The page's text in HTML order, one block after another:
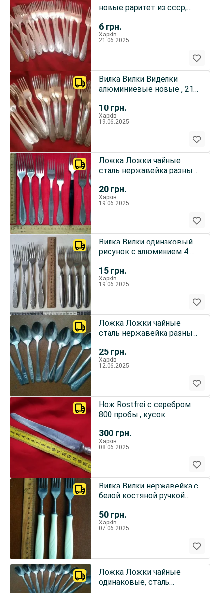
6 грн.
новые раритет из ссср,
Харків
21.06.2025
10 грн.
Вилка Вилки Виделки
алюминиевые новые , 21
Харків
19.06.2025
20 грн.
Ложка Ложки чайные
сталь нержавейка разный
Харків
19.06.2025
15 грн.
Вилка Вилки одинаковый
рисунок с алюминием 4 и
Харків
19.06.2025
25 грн.
Ложка Ложки чайные
сталь нержавейка разный
чист
Харків
12.06.2025
300 грн.
Нож Rostfrei с серебром
800 пробы , кусок
Харків
08.06.2025
50 грн.
Вилка Вилки нержавейка с
белой костяной ручкой
Харків
07.06.2025
Ложка Ложки чайные
одинаковые, сталь